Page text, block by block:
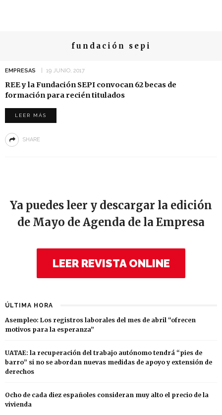
fundación sepi
EMPRESAS 19 JUNIO, 2017
REE y la Fundación SEPI convocan 62 becas de
formación para recién titulados
LEER MÁS
SHARE
Ya puedes leer y descargar la edición
de Mayo de Agenda de la Empresa
LEER REVISTA ONLINE
ÚLTIMA HORA
Asempleo: Los registros laborales del mes de abril “ofrecen
motivos para la esperanza”
UATAE: la recuperación del trabajo autónomo tendrá “pies de
barro” si no se abordan nuevas medidas de apoyo y extensión de
derechos
Ocho de cada diez españoles consideran muy alto el precio de la
vivienda